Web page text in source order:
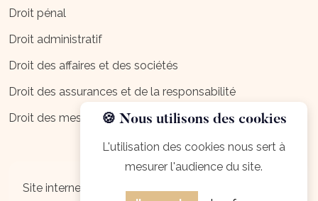
Droit pénal
Droit administratif
Droit des affaires et des sociétés
Droit des assurances et de la responsabilité
Droit des mesures d'exécution
Site internet créé par
🍪 Nous utilisons des cookies
L'utilisation des cookies nous sert à
mesurer l'audience du site.